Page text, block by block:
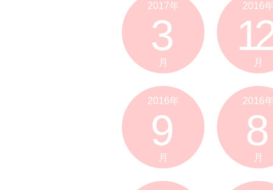
2017年
3
月
2016
12
月
2016年
9
月
2016
8
月